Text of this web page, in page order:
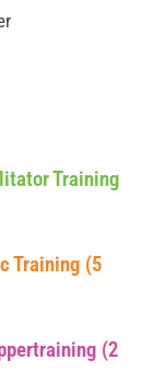
Training
Training (5
(2